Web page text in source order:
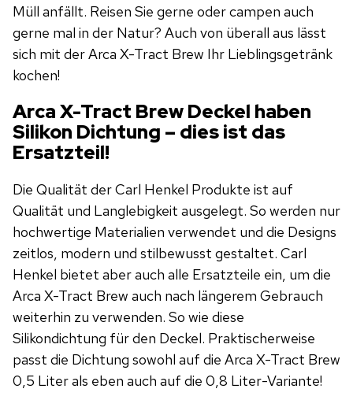
Müll anfällt. Reisen Sie gerne oder campen auch
gerne mal in der Natur? Auch von überall aus lässt
sich mit der Arca X-Tract Brew Ihr Lieblingsgetränk
kochen!
Arca X-Tract Brew Deckel haben
Silikon Dichtung – dies ist das
Ersatzteil!
Die Qualität der Carl Henkel Produkte ist auf
Qualität und Langlebigkeit ausgelegt. So werden nur
hochwertige Materialien verwendet und die Designs
zeitlos, modern und stilbewusst gestaltet. Carl
Henkel bietet aber auch alle Ersatzteile ein, um die
Arca X-Tract Brew auch nach längerem Gebrauch
weiterhin zu verwenden. So wie diese
Silikondichtung für den Deckel. Praktischerweise
passt die Dichtung sowohl auf die Arca X-Tract Brew
0,5 Liter als eben auch auf die 0,8 Liter-Variante!